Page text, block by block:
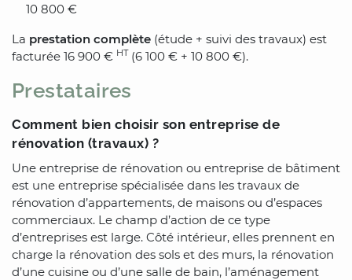
10 800 €
La prestation complète (étude + suivi des travaux) est
facturée 16 900 € HT (6 100 € + 10 800 €).
Prestataires
Comment bien choisir son entreprise de
rénovation (travaux) ?
Une entreprise de rénovation ou entreprise de bâtiment
est une entreprise spécialisée dans les travaux de
rénovation d’appartements, de maisons ou d’espaces
commerciaux. Le champ d’action de ce type
d’entreprises est large. Côté intérieur, elles prennent en
charge la rénovation des sols et des murs, la rénovation
d’une cuisine ou d’une salle de bain, l’aménagement